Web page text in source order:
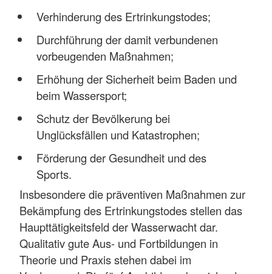
Verhinderung des Ertrinkungstodes;
Durchführung der damit verbundenen
vorbeugenden Maßnahmen;
Erhöhung der Sicherheit beim Baden und
beim Wassersport;
Schutz der Bevölkerung bei
Unglücksfällen und Katastrophen;
Förderung der Gesundheit und des
Sports.
Insbesondere die präventiven Maßnahmen zur
Bekämpfung des Ertrinkungstodes stellen das
Haupttätigkeitsfeld der Wasserwacht dar.
Qualitativ gute Aus- und Fortbildungen in
Theorie und Praxis stehen dabei im